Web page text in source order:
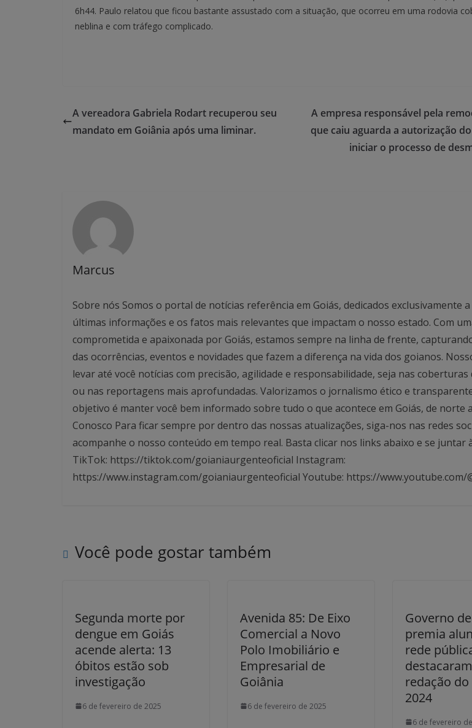
6h44. Paulo relatou que ficou bastante assustado com a situação, que ocorreu em uma rodovia
neblina e com tráfego complicado.
A vereadora Gabriela Rodart recuperou seu
mandato em Goiânia após uma liminar.
A empresa responsável pela
que caiu aguarda a autorização
iniciar o processo de
Marcus
Sobre nós Somos o portal de notícias referência em Goiás, dedicados exclusivamente
últimas informações e os fatos mais relevantes que impactam o nosso estado. Com
comprometida e apaixonada por Goiás, estamos sempre na linha de frente,
das ocorrências, eventos e novidades que fazem a diferença na vida dos goianos.
levar até você notícias com precisão, agilidade e responsabilidade, seja nas
ou nas reportagens mais aprofundadas. Valorizamos o jornalismo ético e
objetivo é manter você bem informado sobre tudo o que acontece em Goiás, de norte
Conosco Para ficar sempre por dentro das nossas atualizações, siga-nos nas redes
acompanhe o nosso conteúdo em tempo real. Basta clicar nos links abaixo e se juntar
TikTok: https://tiktok.com/goianiaurgenteoficial Instagram:
https://www.instagram.com/goianiaurgenteoficial Youtube: https://www.youtube.com/
Você pode gostar também
Segunda morte por
dengue em Goiás
acende alerta: 13
óbitos estão sob
investigação
6 de fevereiro de 2025
Avenida 85: De Eixo
Comercial a Novo
Polo Imobiliário e
Empresarial de
Goiânia
6 de fevereiro de 2025
Governo
premia
rede
redação do
2024
6 de fevereiro